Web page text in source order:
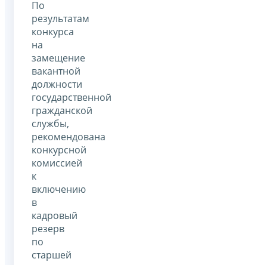
По
результатам
конкурса
на
замещение
вакантной
должности
государственной
гражданской
службы,
рекомендована
конкурсной
комиссией
к
включению
в
кадровый
резерв
по
старшей